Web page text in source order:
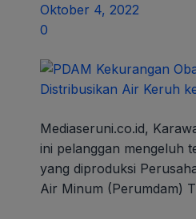
Oktober 4, 2022
0
Mediaseruni.co.id,
ini pelanggan mengeluh
yang diproduksi
Air Minum (Perumdam)